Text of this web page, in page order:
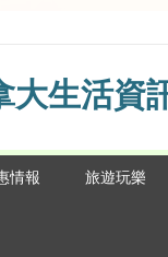
生活資
情報 旅遊玩樂